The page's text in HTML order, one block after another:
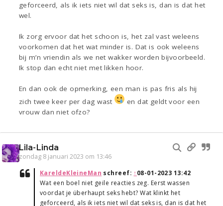
geforceerd, als ik iets niet wil dat seks is, dan is dat het
wel.
Ik zorg ervoor dat het schoon is, het zal vast weleens
voorkomen dat het wat minder is. Dat is ook weleens
bij m’n vriendin als we net wakker worden bijvoorbeeld.
Ik stop dan echt niet met likken hoor.
En dan ook de opmerking, een man is pas fris als hij
zich twee keer per dag wast
en dat geldt voor een
vrouw dan niet ofzo?
Lila-Linda
zondag 8 januari 2023 om 13:46
KareldeKleineMan schreef: ↑08-01-2023 13:42
Wat een boel niet geile reacties zeg. Eerst wassen
voordat je überhaupt seks hebt? Wat klinkt het
geforceerd, als ik iets niet wil dat seks is, dan is dat het